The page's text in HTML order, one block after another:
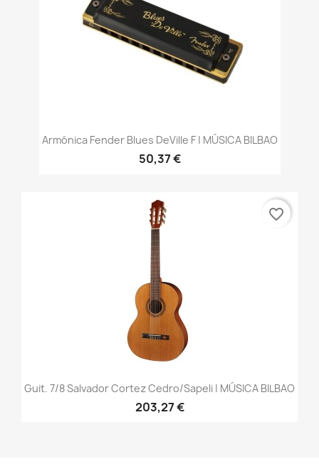
Armónica Fender Blues DeVille F | MÚSICA BILBAO
50,37 €
Guit. 7/8 Salvador Cortez Cedro/sapeli | MÚSICA BILBAO
203,27 €
favorite_border